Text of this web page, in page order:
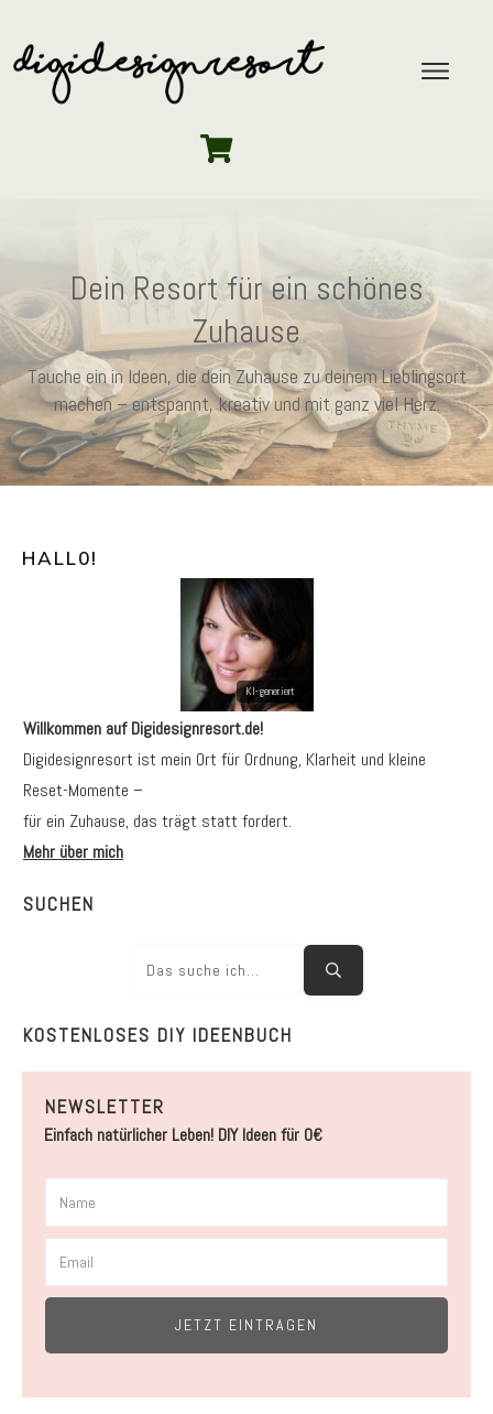
Dein Resort für ein schönes
Zuhause
Tauche ein in Ideen, die dein Zuhause zu deinem Lieblingsort
machen – entspannt, kreativ und mit ganz viel Herz.
HALL0!
Willkommen auf Digidesignresort.de!
Digidesignresort ist mein Ort für Ordnung, Klarheit und kleine
Reset-Momente –
für ein Zuhause, das trägt statt fordert.
Mehr über mich
SUCHEN
KOSTENLOSES DIY IDEENBUCH
NEWSLETTER
Einfach natürlicher Leben! DIY Ideen für 0€
JETZT EINTRAGEN